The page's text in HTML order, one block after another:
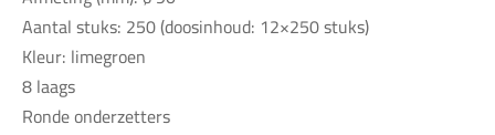
Aantal stuks: 250 (doosinhoud: 12×250 stuks)
Kleur: limegroen
8 laags
Ronde onderzetters